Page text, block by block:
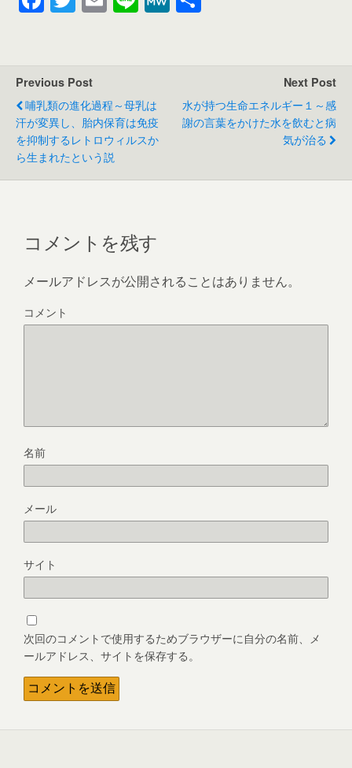
a
e
b
o
o
k
wi
er
m n e
Previous Post
哺乳類の進化過程～母乳は
汗が変異し、胎内保育は免疫
を抑制するレトロウィルスか
ら生まれたという説
Next Post
水が持つ生命エネルギー１～感
謝の言葉をかけた水を飲むと病
気が治る
コメントを残す
メールアドレスが公開されることはありません。
コメント
名前
メール
サイト
次回のコメントで使用するためブラウザーに自分の名前、メ
ールアドレス、サイトを保存する。